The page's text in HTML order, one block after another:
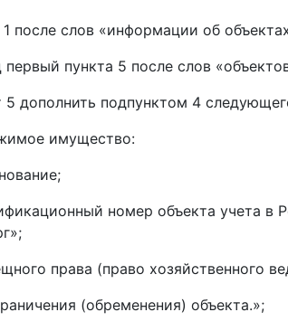
1 после слов «информации об
первый пункта 5 после слов
5 дополнить подпунктом 4
имущество:
номер объекта учета в
права (право хозяйственного
(обременения) объекта.»;